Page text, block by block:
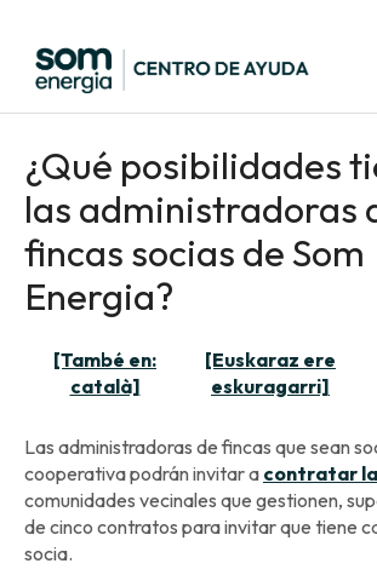
¿Qué posibilidades
las administradoras
fincas socias de Som
Energia?
[També en:
català]
[Euskaraz ere
eskuragarri]
Las administradoras de fincas que sean
cooperativa podrán invitar a contratar
comunidades vecinales que gestionen,
de cinco contratos para invitar que tiene
socia.